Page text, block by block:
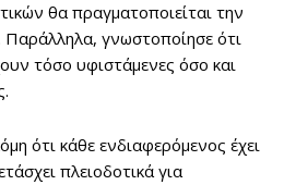
θα πραγματοποιείται την
Παράλληλα, γνωστοποίησε ότι
τόσο υφιστάμενες όσο και
ότι κάθε ενδιαφερόμενος έχει
πλειοδοτικά για